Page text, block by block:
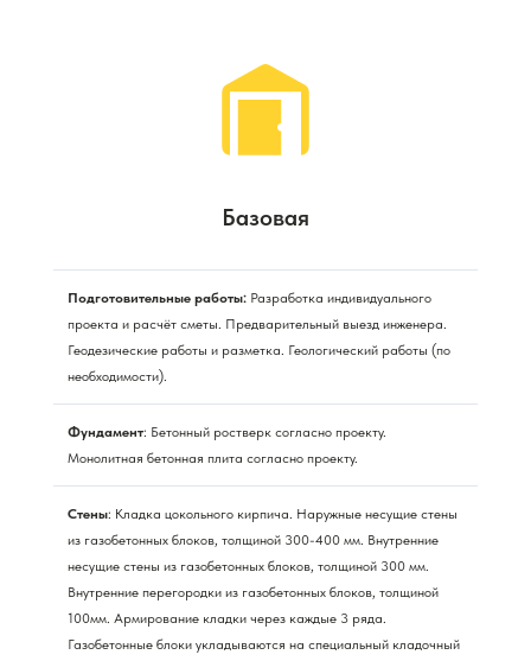
Базовая
Подготовительные работы: Разработка индивидуального
проекта и расчёт сметы. Предварительный выезд инженера.
Геодезические работы и разметка. Геологический работы (по
необходимости).
Фундамент: Бетонный ростверк согласно проекту.
Монолитная бетонная плита согласно проекту.
Стены: Кладка цокольного кирпича. Наружные несущие стены
из газобетонных блоков, толщиной 300-400 мм. Внутренние
несущие стены из газобетонных блоков, толщиной 300 мм.
Внутренние перегородки из газобетонных блоков, толщиной
100мм. Армирование кладки через каждые 3 ряда.
Газобетонные блоки укладываются на специальный кладочный